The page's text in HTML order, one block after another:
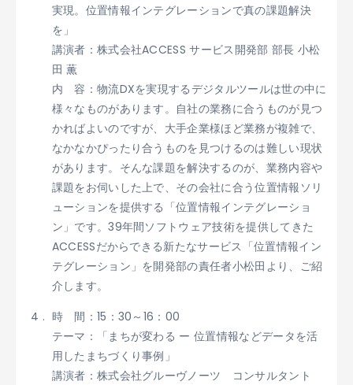
実現。位置情報インテグレーションで真の課題解決
を」
講演者：株式会社ACCESS サービス開発部 部長 小松
田 薫​​​​
内 容：物流DXを実現するデジタルツールは世の中に
様々なものがあります。自社の業務に合うものが見つ
かればよいのですが、大手企業様ほど業務が複雑で、
なかなかぴったり合うものを見つけるのは難しい現状
があります。そんな課題を解決するのが、業務内容や
課題をお伺いした上で、その会社に合う位置情報ソリ
ューションを提供する「位置情報インテグレーショ
ン」です。39年間ソフトウェア技術を提供してきた
ACCESSだからできる新たなサービス「位置情報イン
テグレーション」を開発部の責任者小松田より、ご紹
介します。 ​​​​
時 間：15：30～16：00
テーマ：「まちが変わる ー 位置情報などデータを活
用したまちづくり事例」
講演者：株式会社グルーヴノーツ コンサルタント